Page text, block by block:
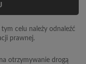
celu należy odnaleźć
prawnej.
otrzymywanie drogą